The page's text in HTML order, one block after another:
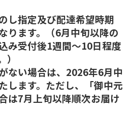
し指定及び配達希望時期
ります。（6月中旬以降の
み受付後1週間～10日程度
ない場合は、2026年6月中
します。ただし、「御中元
は7月上旬以降順次お届け